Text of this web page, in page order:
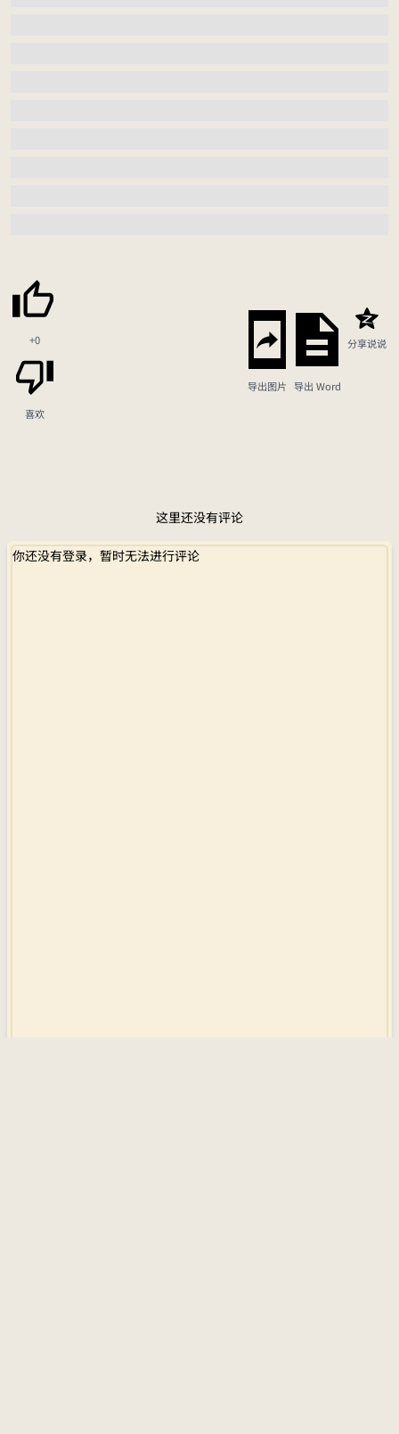
+0
喜欢
导出图片 导出 Word
分享说说
这里还没有评论
你还没有登录，暂时无法进行评论